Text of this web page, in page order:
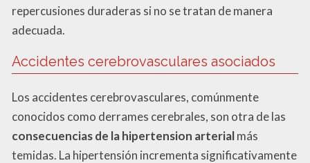
repercusiones duraderas si no se tratan de manera
adecuada.
Accidentes cerebrovasculares asociados
Los accidentes cerebrovasculares, comúnmente
conocidos como derrames cerebrales, son otra de las
consecuencias de la hipertension arterialmás
temidas. La hipertensión incrementa significativamente